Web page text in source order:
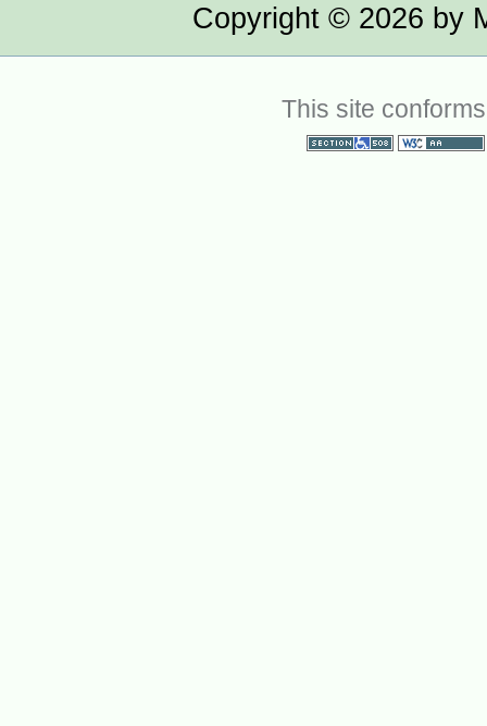
Copyright © 2026 by
This site